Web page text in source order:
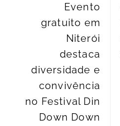
Evento
gratuito em
Niterói
destaca
diversidade e
convivência
no Festival Din
Down Down